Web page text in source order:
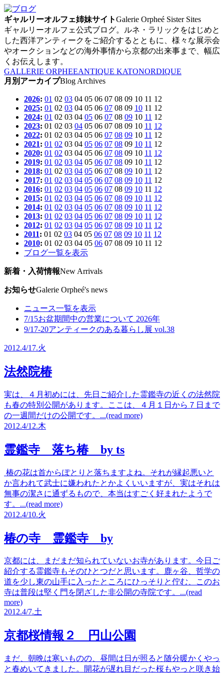
ギャルリーオルフェ姉妹サイトGalerie Orpheé Sister Sites
ギャルリーオルフェ公式ブログ。ルネ・ラリックをはじめと
した西洋アンティークをご紹介するとともに、様々な展示会
やオークションなどの海外事情から京都の出来事まで、幅広
くお伝えします。
GALLERIE ORPHEEANTIQUE KATONORDIQUE
月別アーカイプBlog Archives
2026: 01 02 03 04 05 06 07 08 09 10 11 12
2025: 01 02 03 04 05 06 07 08 09 10 11 12
2024: 01 02 03 04 05 06 07 08 09 10 11 12
2023: 01 02 03 04 05 06 07 08 09 10 11 12
2022: 01 02 03 04 05 06 07 08 09 10 11 12
2021: 01 02 03 04 05 06 07 08 09 10 11 12
2020: 01 02 03 04 05 06 07 08 09 10 11 12
2019: 01 02 03 04 05 06 07 08 09 10 11 12
2018: 01 02 03 04 05 06 07 08 09 10 11 12
2017: 01 02 03 04 05 06 07 08 09 10 11 12
2016: 01 02 03 04 05 06 07 08 09 10 11 12
2015: 01 02 03 04 05 06 07 08 09 10 11 12
2014: 01 02 03 04 05 06 07 08 09 10 11 12
2013: 01 02 03 04 05 06 07 08 09 10 11 12
2012: 01 02 03 04 05 06 07 08 09 10 11 12
2011: 01 02 03 04 05 06 07 08 09 10 11 12
2010: 01 02 03 04 05 06 07 08 09 10 11 12
ブログ一覧を表示
新着・入荷情報New Arrivals
お知らせGalerie Orpheé's news
ニュース一覧を表示
7/15お盆期間中の営業について 2026年
9/17-20アンティークのある暮らし展 vol.38
2012.4/17.火
法然院椿
実は、４月初めには、先日ご紹介した霊鑑寺の近くの法然院
も春の特別公開があります。ここは、４月１日から７日まで
の一週間だけの公開です。...(read more)
2012.4/12.木
霊鑑寺 落ち椿 by ts
椿の花は首からぽとりと落ちますよね。それが縁起悪いと
か言われて武士に嫌われたとかよくいいますが、実はそれは
無事の潔さに通ずるもので、本当はすごく好まれたようで
す。...(read more)
2012.4/10.火
椿の寺 霊鑑寺 by
京都には、まだまだ知られていないお寺があります。今日ご
紹介する霊鑑寺もそのひとつだと思います。鹿ヶ谷、哲学の
道を少し東の山手に入ったところにひっそりと佇む、このお
寺は普段は堅く門を閉ざした非公開の寺院です。...(read
more)
2012.4/7.土
京都桜情報２ 円山公園
まだ、朝晩は寒いものの、昼間は日が照ると随分暖かくやっ
と春めいてきました。開花が遅れ目だった桜もやっと咲き始